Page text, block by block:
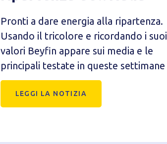
Pronti a dare energia alla ripartenza.
Usando il tricolore e ricordando i suoi
valori Beyfin appare sui media e le
principali testate in queste settimane
LEGGI LA NOTIZIA